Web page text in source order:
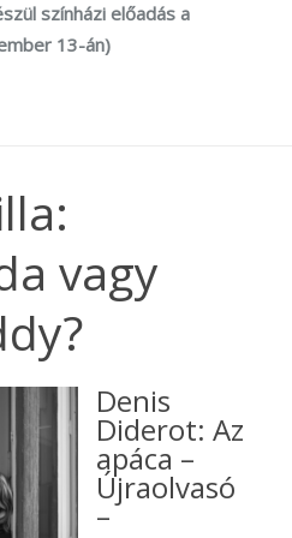
színházi előadás a
13-án)
vagy
Denis
Diderot: Az
apáca –
Újraolvasó
–